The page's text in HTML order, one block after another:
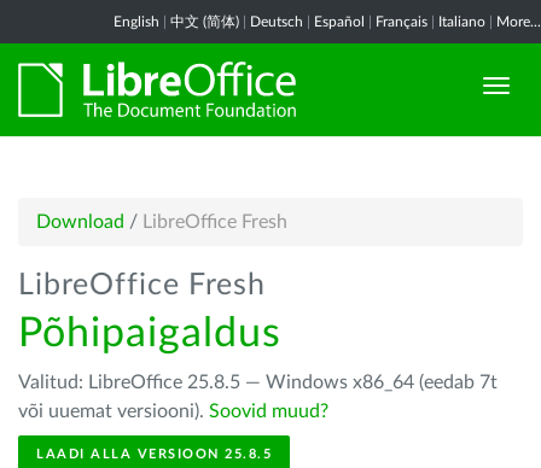
English 中文 (简体) Deutsch Español Français Italiano More...
Download / LibreOffice Fresh
LibreOffice Fresh
Põhipaigaldus
Valitud: LibreOffice 25.8.5 — Windows x86_64 (eedab 7t
või uuemat versiooni). Soovid muud?
LAADI ALLA VERSIOON 25.8.5